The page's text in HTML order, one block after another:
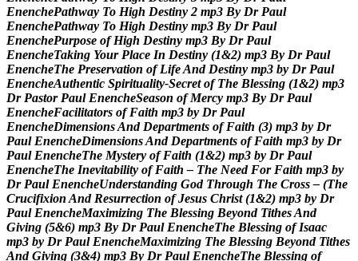
EnenchePathway To High Destiny 2 mp3 By Dr Paul
EnenchePathway To High Destiny mp3 By Dr Paul
EnenchePurpose of High Destiny mp3 By Dr Paul
EnencheTaking Your Place In Destiny (1&2) mp3 By Dr Paul
EnencheThe Preservation of LifeAnd Destiny mp3 by Dr Paul
EnencheAuthentic Spirituality-Secret of The Blessing (1&2) mp3
Dr Pastor Paul EnencheSeason of Mercy mp3 By Dr Paul
EnencheFacilitators of Faith mp3 by Dr Paul
EnencheDimensionsAnd Departments of Faith (3) mp3 by Dr
Paul EnencheDimensionsAnd Departments of Faith mp3 by Dr
Paul EnencheThe Mystery of Faith (1&2) mp3 by Dr Paul
EnencheThe Inevitability of Faith – The Need For Faith mp3 by
Dr Paul EnencheUnderstanding God Through The Cross – (The
Crucifixion And Resurrection of Jesus Christ (1&2) mp3 by Dr
Paul EnencheMaximizing The Blessing Beyond TithesAnd
Giving (5&6) mp3 By Dr Paul EnencheThe Blessing of Isaac
mp3 by Dr Paul EnencheMaximizing The Blessing Beyond Tithes
And Giving (3&4) mp3 By Dr Paul EnencheThe Blessing of